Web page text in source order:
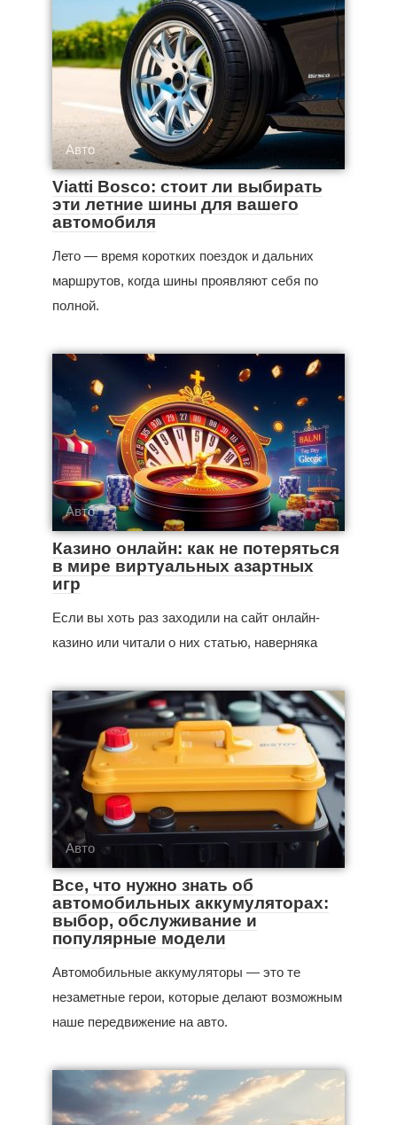
Авто
Viatti Bosco: стоит ли выбирать
эти летние шины для вашего
автомобиля
Лето — время коротких поездок и дальних
маршрутов, когда шины проявляют себя по
полной.
Авто
Казино онлайн: как не потеряться
в мире виртуальных азартных
игр
Если вы хоть раз заходили на сайт онлайн-
казино или читали о них статью, наверняка
Авто
Все, что нужно знать об
автомобильных аккумуляторах:
выбор, обслуживание и
популярные модели
Автомобильные аккумуляторы — это те
незаметные герои, которые делают возможным
наше передвижение на авто.